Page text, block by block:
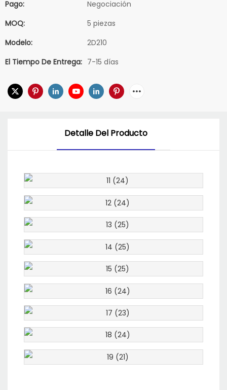
Pago:
Negociación
MOQ:
5 piezas
Modelo:
2D210
El Tiempo De Entrega: 7-15 días
Detalle Del Producto